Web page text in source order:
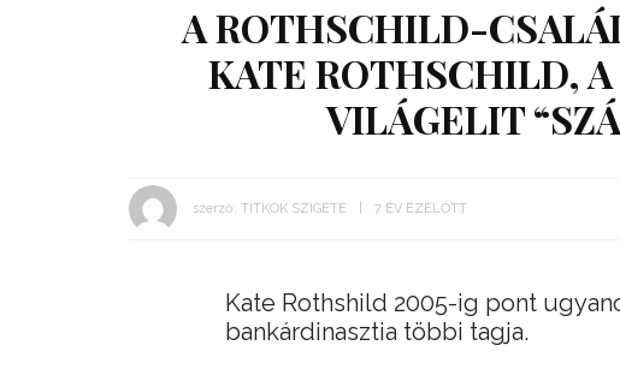
A ROTHSCHILD-
KATE ROTHSCHILD,
VILÁGELIT
szerző: TITKOK SZIGETE 7 ÉV EZELŐTT
Kate Rothshild 2005-ig pont
bankárdinasztia többi tagja.